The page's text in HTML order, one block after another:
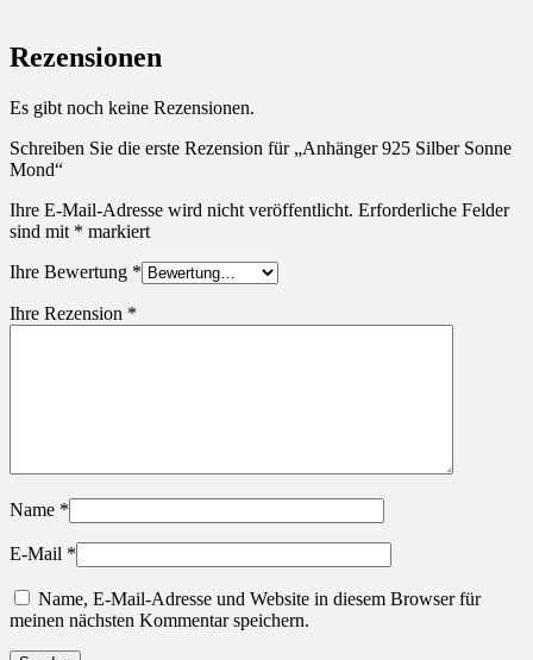
Rezensionen
Es gibt noch keine Rezensionen.
Schreiben Sie die erste Rezension für „Anhänger 925 Silber Sonne
Mond“
Ihre E-Mail-Adresse wird nicht veröffentlicht. Erforderliche Felder
sind mit * markiert
Ihre Bewertung *
Ihre Rezension *
Name *
E-Mail *
Name, E-Mail-Adresse und Website in diesem Browser für
meinen nächsten Kommentar speichern.